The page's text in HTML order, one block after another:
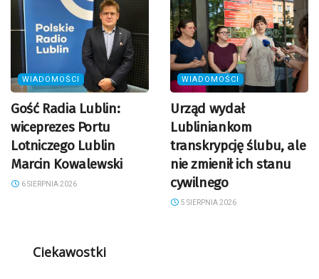
WIADOMOŚCI
Gość Radia Lublin:
wiceprezes Portu
Lotniczego Lublin
Marcin Kowalewski
6 SIERPNIA 2026
WIADOMOŚCI
Urząd wydał
Lubliniankom
transkrypcję ślubu, ale
nie zmienił ich stanu
cywilnego
5 SIERPNIA 2026
Ciekawostki